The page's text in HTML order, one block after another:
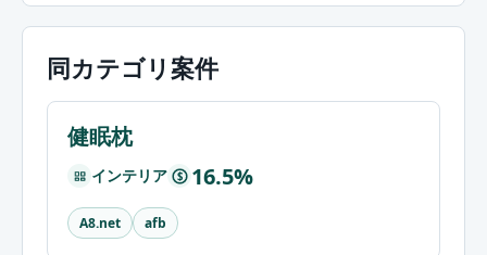
同カテゴリ案件
健眠枕
インテリア $ 16.5%
A8.net afb